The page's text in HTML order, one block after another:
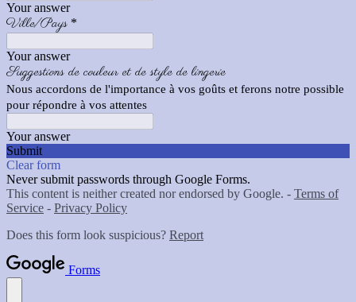
Your answer
Ville/Pays *
Your answer
Suggestions de couleur et de style de lingerie
Nous accordons de l'importance à vos goûts et ferons notre possible
pour répondre à vos attentes
Your answer
Submit
Clear form
Never submit passwords through Google Forms.
This content is neither created nor endorsed by Google. - Terms of
Service - Privacy Policy
Does this form look suspicious? Report
Forms